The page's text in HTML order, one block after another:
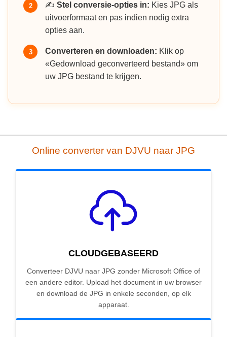
2 ✍️ Stel conversie-opties in: Kies JPG als
uitvoerformaat en pas indien nodig extra
opties aan.
3 Converteren en downloaden: Klik op
«Gedownload geconverteerd bestand» om
uw JPG bestand te krijgen.
Online converter van DJVU naar JPG
CLOUDGEBASEERD
Converteer DJVU naar JPG zonder Microsoft Office of
een andere editor. Upload het document in uw browser
en download de JPG in enkele seconden, op elk
apparaat.